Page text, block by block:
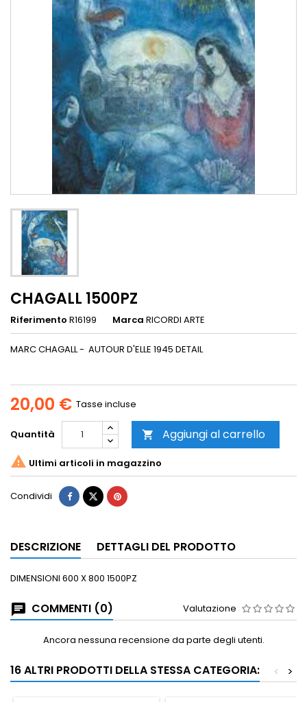
CHAGALL 1500PZ
Riferimento R16199 Marca RICORDI ARTE
MARC CHAGALL - AUTOUR D'ELLE 1945 DETAIL
20,00 € Tasse incluse
Quantità  Aggiungi al carrello
 Ultimi articoli in magazzino
Condividi
DESCRIZIONE DETTAGLI DEL PRODOTTO
DIMENSIONI 600 X 800 1500PZ
COMMENTI (0) Valutazione
Ancora nessuna recensione da parte degli utenti.
16 ALTRI PRODOTTI DELLA STESSA CATEGORIA: >
<